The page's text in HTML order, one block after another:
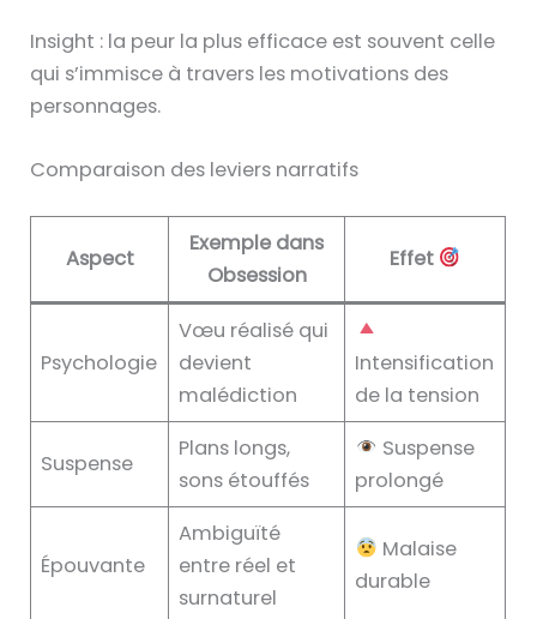
Insight : la peur la plus efficace est souvent celle
qui s’immisce à travers les motivations des
personnages.
Comparaison des leviers narratifs
Aspect
Exemple dans
Obsession
Effet
Psychologie
Vœu réalisé qui
devient
malédiction
Intensification
de la tension
Suspense
Plans longs,
sons étouffés
Suspense
prolongé
Épouvante
Ambiguïté
entre réel et
surnaturel
Malaise
durable